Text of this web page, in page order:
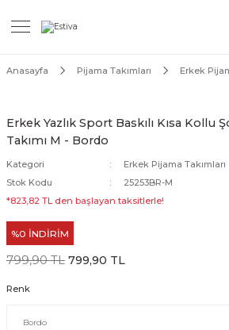
Mayo
Anasayfa Pijama Takımları Erkek
Erkek Yazlık Sport Baskılı Kısa Kollu
Takımı M - Bordo
Kategori
Erkek Pijama Takımları
Stok Kodu
25253BR-M
*823,82 TL den başlayan taksitlerle!
%0 İNDİRİM
799,90 TL 799,90 TL
Renk